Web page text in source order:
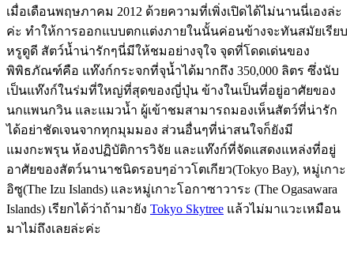
เมื่อเดือนพฤษภาคม 2012 ด้วยความที่เพิ่งเปิดได้ไม่นานนี่เองล่ะ
ค่ะ ทำให้การออกแบบตกแต่งภายในนั้นค่อนข้างจะทันสมัยเรียบ
หรูดูดี สัตว์น้ำน่ารักๆนี่มีให้ชมอย่างจุใจ จุดที่โดดเด่นของ
พิพิธภัณฑ์คือ แท๊งก์กระจกที่จุน้ำได้มากถึง 350,000 ลิตร ซึ่งนับ
เป็นแท๊งก์ในร่มที่ใหญ่ที่สุดของญี่ปุ่น ข้างในเป็นที่อยู่อาศัยของ
นกแพนกวิน และแมวน้ำ ผู้เข้าชมสามารถมองเห็นสัตว์ที่น่ารัก
ได้อย่าชัดเจนจากทุกมุมมอง ส่วนอื่นๆที่น่าสนใจก็ยังมี
แมงกะพรุน ห้องปฏิบัติการวิจัย และแท๊งก์ที่จัดแสดงแหล่งที่อยู่
อาศัยของสัตว์นานาชนิดรอบๆอ่าวโตเกียว(Tokyo Bay), หมู่เกาะ
อิซู(The Izu Islands) และหมู่เกาะโอกาซาวาระ (The Ogasawara
Islands) เรียกได้ว่าถ้ามายัง Tokyo Skytree แล้วไม่มาแวะเหมือน
มาไม่ถึงเลยล่ะค่ะ